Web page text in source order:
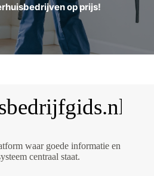
op prijs!
waar goede informatie en
centraal staat.